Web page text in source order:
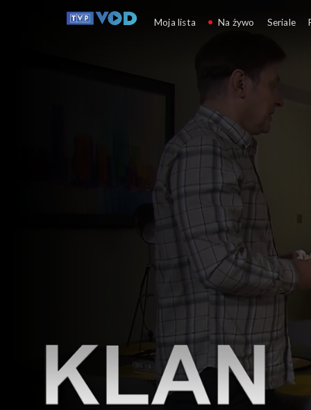
Klan
Moja lista Na żywo Seriale